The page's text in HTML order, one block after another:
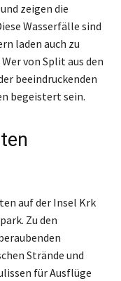
zeigen die
Wasserfälle sind
laden auch zu
von Split aus den
beeindruckenden
begeistert sein.
auf der Insel Krk
Zu den
Strände und
für Ausflüge